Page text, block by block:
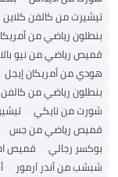
تيشيرت من كالفن كلاين
بنطلون رياضي من
قميص رياضي من نيو
هودي من أمريكان إيجل
بنطلون رياضي من
شورت من نايكي
قميص رياضي من جس
بوكسر رجالي
قميص
شبشب من أندر آرمور